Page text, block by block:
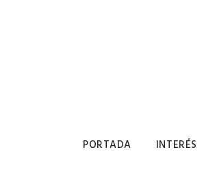
PORTADA INTERÉS